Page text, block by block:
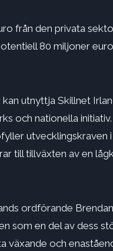
från den privata
80 miljoner
utnyttja Skillnet
och nationella
utvecklingskraven
till tillväxten av en
ordförande
som en del av dess
växande och